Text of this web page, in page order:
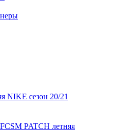
NIKE сезон 20/21
PATCH летняя